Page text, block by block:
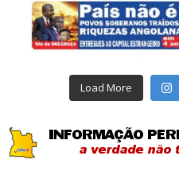
Load More